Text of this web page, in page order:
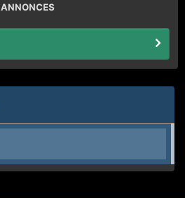
ANNONCES